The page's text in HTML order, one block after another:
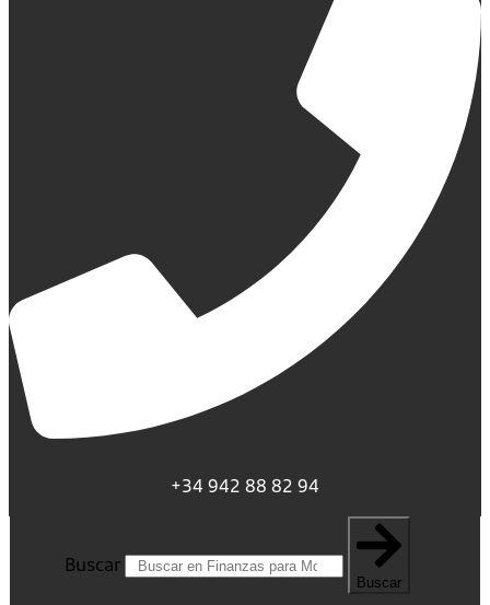
+34 942 88 82 94
Buscar
Buscar